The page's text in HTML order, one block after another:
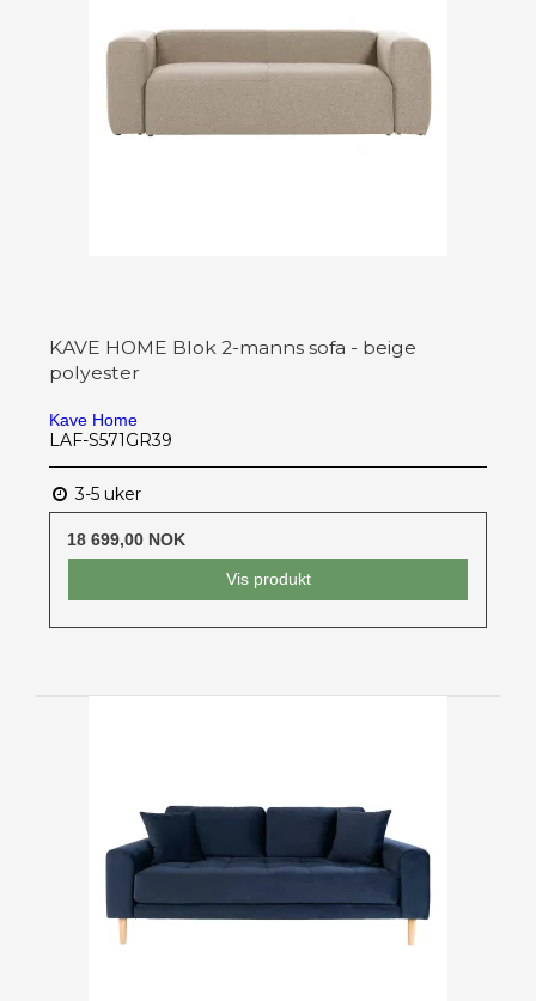
KAVE HOME Blok 2-manns sofa - beige
polyester
Kave Home
LAF-S571GR39
3-5 uker
18 699,00 NOK
Vis produkt